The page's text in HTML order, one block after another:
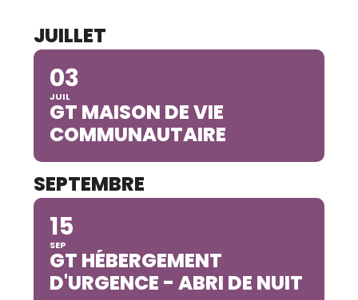
JUILLET
03
JUIL
GT MAISON DE VIE
COMMUNAUTAIRE
SEPTEMBRE
15
SEP
GT HÉBERGEMENT
D'URGENCE - ABRI DE NUIT